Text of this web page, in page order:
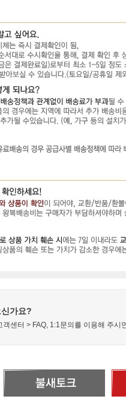
가요?
센터 > FAQ, 1:1문의를 이용해 주시